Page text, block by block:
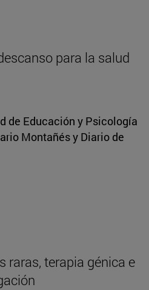
para la salud
de Educación y Psicología
Montañés y Diario de
raras, terapia génica e